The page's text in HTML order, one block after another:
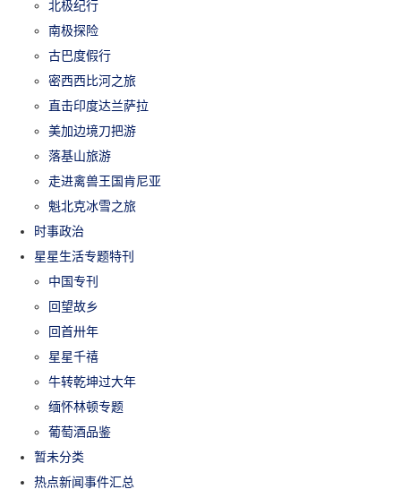
北极纪行
南极探险
古巴度假行
密西西比河之旅
直击印度达兰萨拉
美加边境刀把游
落基山旅游
走进禽兽王国肯尼亚
魁北克冰雪之旅
时事政治
星星生活专题特刊
中国专刊
回望故乡
回首卅年
星星千禧
牛转乾坤过大年
缅怀林顿专题
葡萄酒品鉴
暂未分类
热点新闻事件汇总